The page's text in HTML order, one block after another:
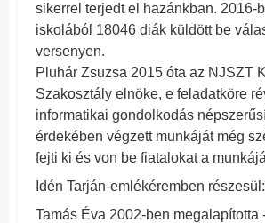
sikerrel terjedt el hazánkban. 2016-
iskolából 18046 diák küldött be
versenyen.
Pluhár Zsuzsa 2015 óta az NJSZT
Szakosztály elnöke, e feladatköre
informatikai gondolkodás
érdekében végzett munkáját még
fejti ki és von be fiatalokat a
Idén Tarján-emlékéremben részesül:
Tamás Éva 2002-ben megalapította